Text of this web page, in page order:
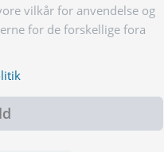
vilkår for anvendelse og
for de forskellige fora